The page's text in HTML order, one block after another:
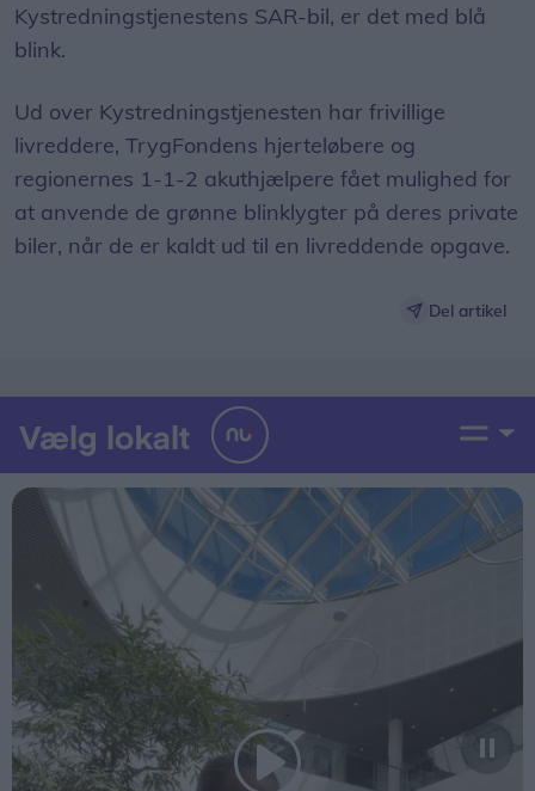
Kystredningstjenestens SAR-bil, er det med blå
blink.
Ud over Kystredningstjenesten har frivillige
livreddere, TrygFondens hjerteløbere og
regionernes 1-1-2 akuthjælpere fået mulighed for
at anvende de grønne blinklygter på deres private
biler, når de er kaldt ud til en livreddende opgave.
Del artikel